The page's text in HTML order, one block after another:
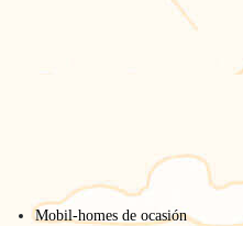
Mobil-homes de ocasión